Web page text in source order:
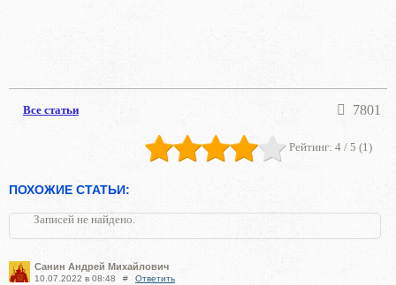
Все статьи 7801
Рейтинг: 4 / 5 (1)
ПОХОЖИЕ СТАТЬИ:
Записей не найдено.
Санин Андрей Михайлович
10.07.2022 в 08:48 # Ответить